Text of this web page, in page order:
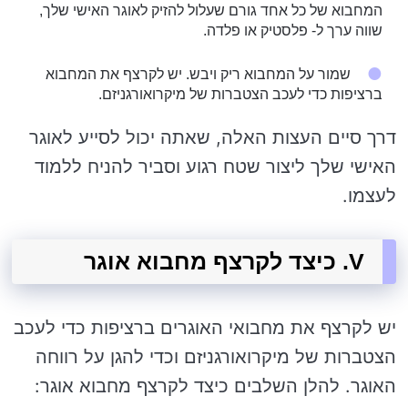
המחבוא של כל אחד גורם שעלול להזיק לאוגר האישי שלך,
שווה ערך ל- פלסטיק או פלדה.
שמור על המחבוא ריק ויבש. יש לקרצף את המחבוא
ברציפות כדי לעכב הצטברות של מיקרואורגניזם.
דרך סיים העצות האלה, שאתה יכול לסייע לאוגר
האישי שלך ליצור שטח רגוע וסביר להניח ללמוד
לעצמו.
V. כיצד לקרצף מחבוא אוגר
יש לקרצף את מחבואי האוגרים ברציפות כדי לעכב
הצטברות של מיקרואורגניזם וכדי להגן על רווחה
האוגר. להלן השלבים כיצד לקרצף מחבוא אוגר: